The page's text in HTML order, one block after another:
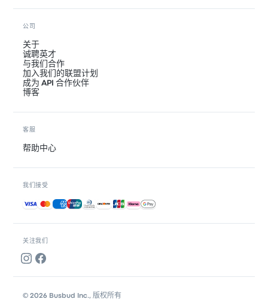
关注我们
公司
关于
诚聘英才
与我们合作
加入我们的联盟计划
成为 API 合作伙伴
博客
客服
帮助中心
我们接受
接受的付款方式
© 2026 Busbud Inc., 版权所有